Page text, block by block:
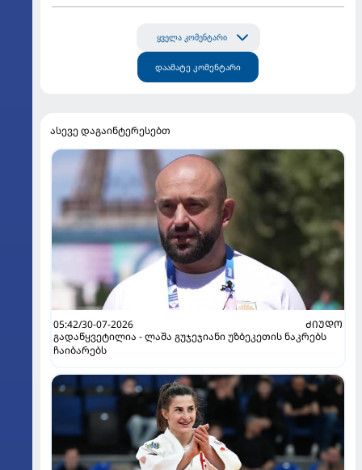
ყველა კომენტარი
დაამატე კომენტარი
ასევე დაგაინტერესებთ
05:42/30-07-2026
ᲫᲘᲣᲓᲝ
გადაწყვეტილია - ლაშა გუჯეჯიანი უზბეკეთის ნაკრებს
ჩაიბარებს